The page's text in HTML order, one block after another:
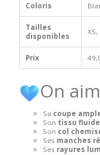
Coloris
Tailles
disponibles
XS,
Prix
On
Sa coupe
Son tissu
Son col
Ses manches
Ses rayures